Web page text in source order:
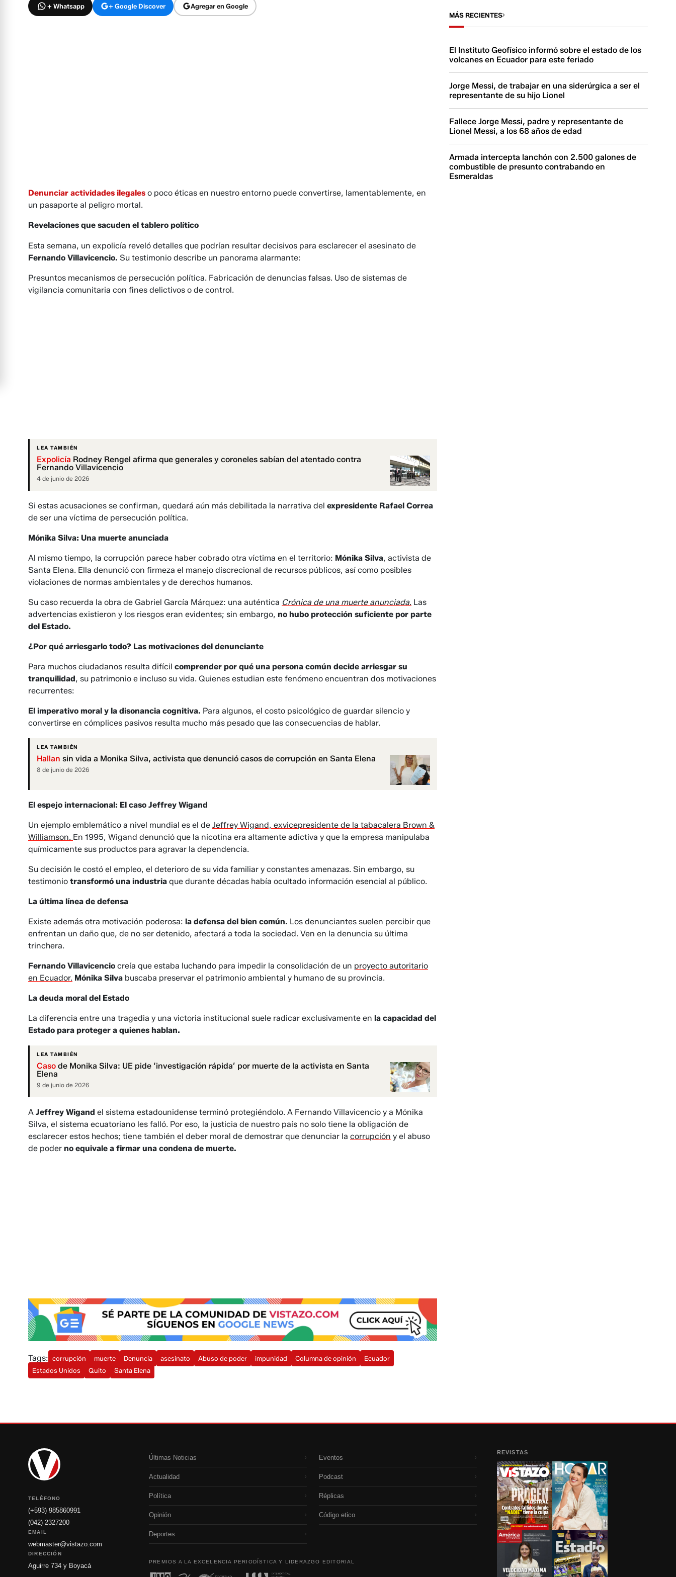
+ Whatsapp + Google Discover Agregar en Google
Denunciar actividades ilegales o poco éticas en nuestro entorno puede convertirse, lamentablemente, en
un pasaporte al peligro mortal.
Revelaciones que sacuden el tablero político
Esta semana, un expolicía reveló detalles que podrían resultar decisivos para esclarecer el asesinato de
Fernando Villavicencio. Su testimonio describe un panorama alarmante:
Presuntos mecanismos de persecución política. Fabricación de denuncias falsas. Uso de sistemas de
vigilancia comunitaria con fines delictivos o de control.
LEA TAMBIÉN
Expolicía Rodney Rengel afirma que generales y coroneles sabían del atentado contra
Fernando Villavicencio
4 de junio de 2026
Si estas acusaciones se confirman, quedará aún más debilitada la narrativa del expresidente Rafael Correa
de ser una víctima de persecución política.
Mónika Silva: Una muerte anunciada
Al mismo tiempo, la corrupción parece haber cobrado otra víctima en el territorio: Mónika Silva, activista de
Santa Elena. Ella denunció con firmeza el manejo discrecional de recursos públicos, así como posibles
violaciones de normas ambientales y de derechos humanos.
Su caso recuerda la obra de Gabriel García Márquez: una auténtica Crónica de una muerte anunciada. Las
advertencias existieron y los riesgos eran evidentes; sin embargo, no hubo protección suficiente por parte
del Estado.
¿Por qué arriesgarlo todo? Las motivaciones del denunciante
Para muchos ciudadanos resulta difícil comprender por qué una persona común decide arriesgar su
tranquilidad, su patrimonio e incluso su vida. Quienes estudian este fenómeno encuentran dos motivaciones
recurrentes:
El imperativo moral y la disonancia cognitiva. Para algunos, el costo psicológico de guardar silencio y
convertirse en cómplices pasivos resulta mucho más pesado que las consecuencias de hablar.
LEA TAMBIÉN
Hallan sin vida a Monika Silva, activista que denunció casos de corrupción en Santa Elena
8 de junio de 2026
El espejo internacional: El caso Jeffrey Wigand
Un ejemplo emblemático a nivel mundial es el de Jeffrey Wigand, exvicepresidente de la tabacalera Brown &
Williamson. En 1995, Wigand denunció que la nicotina era altamente adictiva y que la empresa manipulaba
químicamente sus productos para agravar la dependencia.
Su decisión le costó el empleo, el deterioro de su vida familiar y constantes amenazas. Sin embargo, su
testimonio transformó una industria que durante décadas había ocultado información esencial al público.
La última línea de defensa
Existe además otra motivación poderosa: la defensa del bien común. Los denunciantes suelen percibir que
enfrentan un daño que, de no ser detenido, afectará a toda la sociedad. Ven en la denuncia su última
trinchera.
Fernando Villavicencio creía que estaba luchando para impedir la consolidación de un proyecto autoritario
en Ecuador. Mónika Silva buscaba preservar el patrimonio ambiental y humano de su provincia.
La deuda moral del Estado
La diferencia entre una tragedia y una victoria institucional suele radicar exclusivamente en la capacidad del
Estado para proteger a quienes hablan.
LEA TAMBIÉN
Caso de Monika Silva: UE pide ‘investigación rápida’ por muerte de la activista en Santa
Elena
9 de junio de 2026
A Jeffrey Wigand el sistema estadounidense terminó protegiéndolo. A Fernando Villavicencio y a Mónika
Silva, el sistema ecuatoriano les falló. Por eso, la justicia de nuestro país no solo tiene la obligación de
esclarecer estos hechos; tiene también el deber moral de demostrar que denunciar la corrupción y el abuso
de poder no equivale a firmar una condena de muerte.
Tags: corrupción muerte Denuncia asesinato Abuso de poder impunidad Columna de opinión
Ecuador
Estados Unidos
Quito Santa Elena
MÁS RECIENTES
El Instituto Geofísico informó sobre el estado de los
volcanes en Ecuador para este feriado
Jorge Messi, de trabajar en una siderúrgica a ser el
representante de su hijo Lionel
Fallece Jorge Messi, padre y representante de
Lionel Messi, a los 68 años de edad
Armada intercepta lanchón con 2.500 galones de
combustible de presunto contrabando en
Esmeraldas
TELÉFONO
(+593) 985860991
(042) 2327200
EMAIL
webmaster@vistazo.com
DIRECCIÓN
Aguirre 734 y Boyacá
Últimas Noticias ›
Actualidad ›
Política ›
Opinión ›
Deportes ›
Eventos ›
Podcast ›
Réplicas ›
Código etico ›
PREMIOS A LA EXCELENCIA PERIODÍSTICA Y LIDERAZGO EDITORIAL
REVISTAS